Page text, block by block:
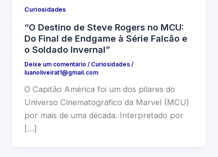
Curiosidades
“O Destino de Steve Rogers no MCU:
Do Final de Endgame à Série Falcão e
o Soldado Invernal”
Deixe um comentário / Curiosidades/
luanoliveirat1@gmail.com
O Capitão América foi um dos pilares do
Universo Cinematográfico da Marvel (MCU)
por mais de uma década. Interpretado por
[…]